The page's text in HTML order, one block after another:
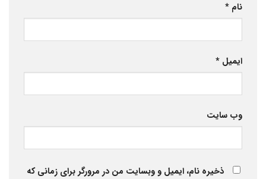
نام *
ایمیل *
وب‌ سایت
ذخیره نام، ایمیل و وبسایت من در مرورگر برای زمانی که